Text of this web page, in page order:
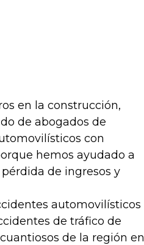
en la construcción,
de abogados de
con
hemos ayudado a
de ingresos y
automovilísticos
de tráfico de
de la región en